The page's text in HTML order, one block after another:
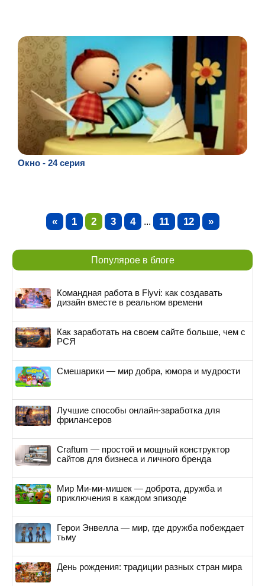
Окно - 24 серия
« 1 2 3 4 ... 11 12 »
Популярое в блоге
Командная работа в Flyvi: как создавать
дизайн вместе в реальном времени
Как заработать на своем сайте больше, чем с
РСЯ
Смешарики — мир добра, юмора и мудрости
Лучшие способы онлайн-заработка для
фрилансеров
Craftum — простой и мощный конструктор
сайтов для бизнеса и личного бренда
Мир Ми-ми-мишек — доброта, дружба и
приключения в каждом эпизоде
Герои Энвелла — мир, где дружба побеждает
тьму
День рождения: традиции разных стран мира